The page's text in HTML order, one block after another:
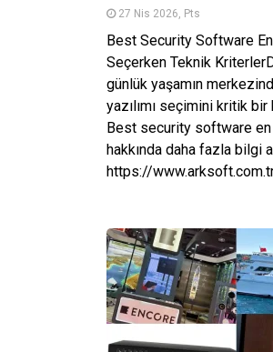
27 Nis 2026, Pts
Best Security Software En
Seçerken Teknik
günlük yaşamın
yazılımı seçimini kritik
Best security software en
hakkında daha fazla bilgi
https://